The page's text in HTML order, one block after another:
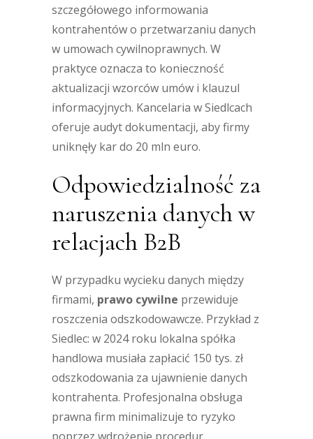
szczegółowego informowania
kontrahentów o przetwarzaniu danych
w umowach cywilnoprawnych. W
praktyce oznacza to konieczność
aktualizacji wzorców umów i klauzul
informacyjnych. Kancelaria w Siedlcach
oferuje audyt dokumentacji, aby firmy
uniknęły kar do 20 mln euro.
Odpowiedzialność za
naruszenia danych w
relacjach B2B
W przypadku wycieku danych między
firmami, prawo cywilne przewiduje
roszczenia odszkodowawcze. Przykład z
Siedlec: w 2024 roku lokalna spółka
handlowa musiała zapłacić 150 tys. zł
odszkodowania za ujawnienie danych
kontrahenta. Profesjonalna obsługa
prawna firm minimalizuje to ryzyko